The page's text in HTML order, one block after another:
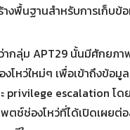
งพื้นฐานสำหรับการเก็บข้อ
ากลุ่ม APT29 นั้นมีศักยภา
งโหว่ใหม่ๆ เพื่อเข้าถึงข้อมู
privilege escalation โด
ตช์ช่องโหว่ที่ได้เปิดเผยต่